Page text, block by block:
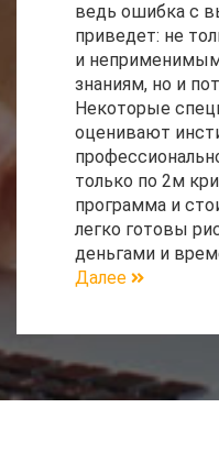
ведь ошибка с
приведет: не
и
знаниям, но и
Некоторые
оценивают
только по 2м
программа и
легко готовы
деньгами и
Далее